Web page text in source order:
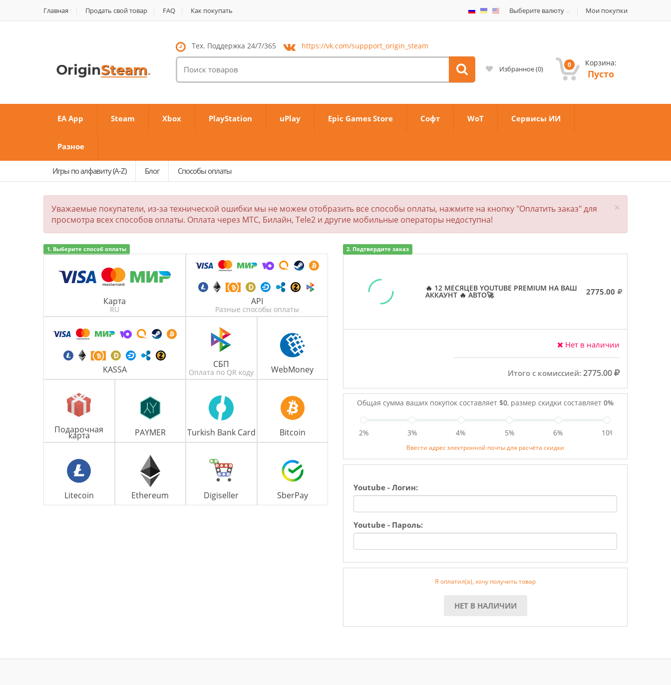
Главная Продать свой товар FAQ Как покупать Выберите валюту Мои покупки
Тех. Поддержка 24/7/365 https://vk.com/suppport_origin_steam
Поиск
товаров:
Избранное(0) 0 Корзина:
Пусто
EA App Steam Xbox PlayStation uPlay Epic Games Store Софт WoT Сервисы ИИ
Разное
Игры по алфавиту (A-Z) Блог Способы оплаты
×
Уважаемые покупатели, из-за технической ошибки мы не можем отобразить все способы оплаты, нажмите на кнопку "Оплатить заказ" для
просмотра всех способов оплаты. Оплата через МТС, Билайн, Tele2 и другие мобильные операторы недоступна!
1. Выберите способ оплаты
Карта
RU
API
Разные способы оплаты
KASSA СБП
Оплата по QR коду WebMoney
Подарочная
карта PAYMER Turkish Bank Card Bitcoin
Litecoin Ethereum Digiseller SberPay
2. Подтвердите заказ
🔥 12 МЕСЯЦЕВ YOUTUBE PREMIUM НА ВАШ
АККАУНТ 🔥 АВТО🚀 2775.00
Нет в наличии
Итого с комиссией: 2775.00
Общая сумма ваших покупок составляет $0, размер скидки составляет 0%
2% 3% 4% 5% 6% 10%
Ввести адрес электронной почты для расчёта скидки
Youtube - Логин:
Youtube - Пароль:
Я оплатил(а), хочу получить товар
НЕТ В НАЛИЧИИ